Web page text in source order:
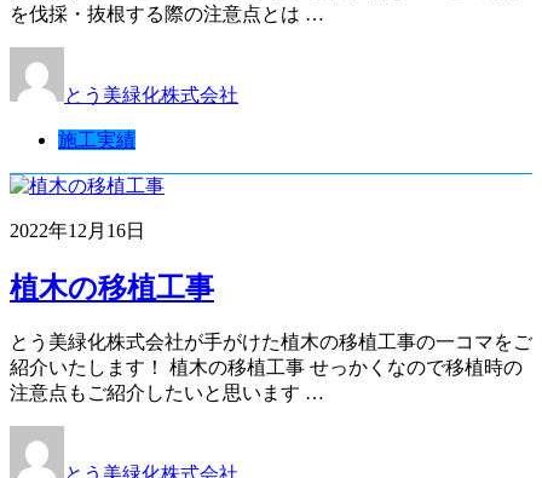
を伐採・抜根する際の注意点とは …
とう美緑化株式会社
施工実績
2022年12月16日
植木の移植工事
とう美緑化株式会社が手がけた植木の移植工事の一コマをご
紹介いたします！ 植木の移植工事 せっかくなので移植時の
注意点もご紹介したいと思います …